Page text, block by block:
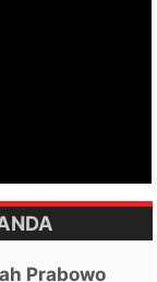
Prabowo